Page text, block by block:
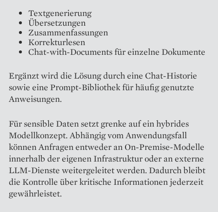
Textgenerierung
Übersetzungen
Zusammenfassungen
Korrekturlesen
Chat-with-Documents für einzelne Dokumente
Ergänzt wird die Lösung durch eine Chat-Historie
sowie eine Prompt-Bibliothek für häufig genutzte
Anweisungen.
Für sensible Daten setzt grenke auf ein hybrides
Modellkonzept. Abhängig vom Anwendungsfall
können Anfragen entweder an On-Premise-Modelle
innerhalb der eigenen Infrastruktur oder an externe
LLM-Dienste weitergeleitet werden. Dadurch bleibt
die Kontrolle über kritische Informationen jederzeit
gewährleistet.